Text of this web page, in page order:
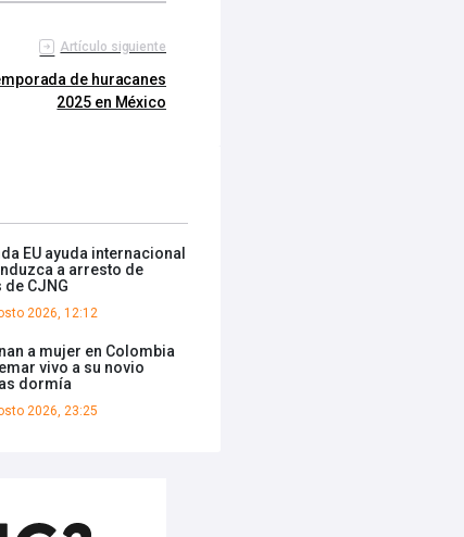
Artículo siguiente
de huracanes
2025 en México
EU ayuda internacional
a arresto de
CJNG
2026, 12:12
a mujer en Colombia
vivo a su novio
dormía
2026, 23:25